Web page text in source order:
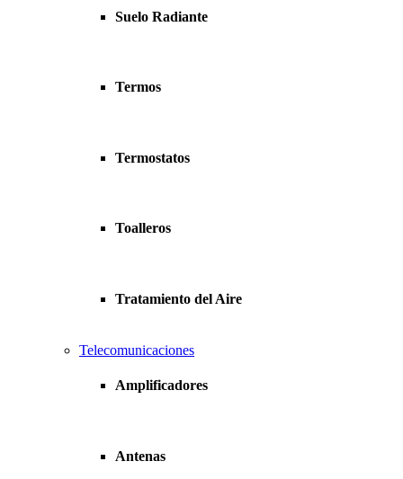
Suelo Radiante
Termos
Termostatos
Toalleros
Tratamiento del Aire
Telecomunicaciones
Amplificadores
Antenas